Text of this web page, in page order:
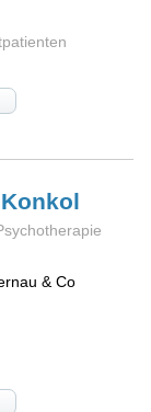
Konkol
& Co